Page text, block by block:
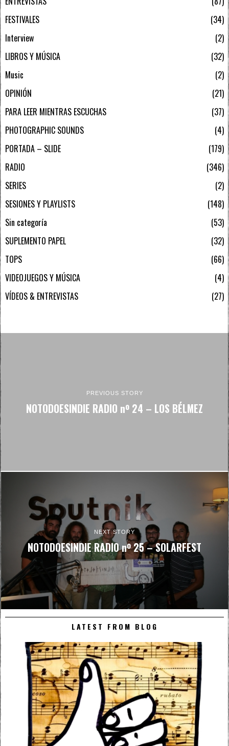
FESTIVALES
34
Interview
2
LIBROS Y MÚSICA
32
Music
2
OPINIÓN
21
PARA LEER MIENTRAS ESCUCHAS
37
PHOTOGRAPHIC SOUNDS
4
PORTADA – SLIDE
179
RADIO
346
SERIES
2
SESIONES Y PLAYLISTS
148
Sin categoría
53
SUPLEMENTO PAPEL
32
TOPS
66
VIDEOJUEGOS Y MÚSICA
4
VÍDEOS & ENTREVISTAS
27
PREVIOUS STORY
NOTODOESINDIE RADIO nº 24 – LOS BÉLMEZ
NEXT STORY
NOTODOESINDIE RADIO nº 25 – SOLARFEST
LATEST FROM BLOG